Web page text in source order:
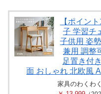
【ポイン
子 学習チ
子供用 姿
兼用 調整
足置き付
面 おしゃれ 北欧風
家具のわくわ